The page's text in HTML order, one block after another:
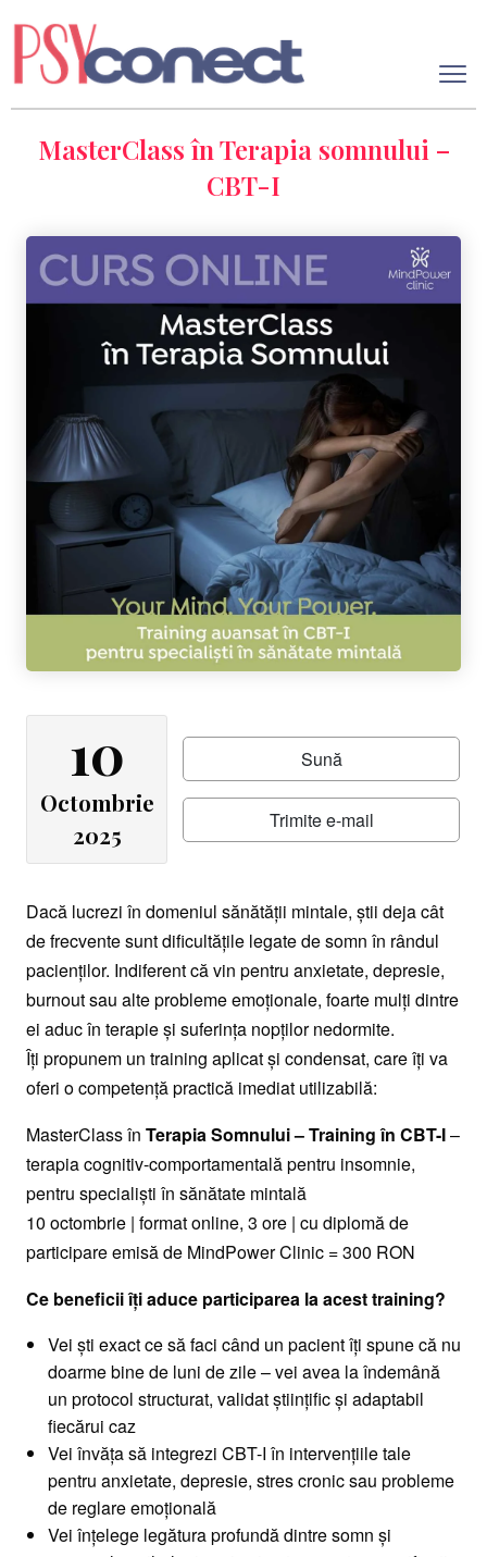
MasterClass în Terapia somnului –
CBT-I
10
Octombrie
2025
Sună
Trimite e-mail
Dacă lucrezi în domeniul sănătății mintale, știi deja cât
de frecvente sunt dificultățile legate de somn în rândul
pacienților. Indiferent că vin pentru anxietate, depresie,
burnout sau alte probleme emoționale, foarte mulți dintre
ei aduc în terapie și suferința nopților nedormite.
Îți propunem un training aplicat și condensat, care îți va
oferi o competență practică imediat utilizabilă:
MasterClass înTerapia Somnului – Training în CBT-I–
terapia cognitiv-comportamentală pentru insomnie,
pentru specialiști în sănătate mintală
10 octombrie | format online, 3 ore | cu diplomă de
participare emisă de MindPower Clinic = 300 RON
Ce beneficii îți aduce participarea la acest training?
Vei ști exact ce să faci când un pacient îți spune că nu
doarme bine de luni de zile – vei avea la îndemână
un protocol structurat, validat științific și adaptabil
fiecărui caz
Vei învăța să integrezi CBT-I în intervențiile tale
pentru anxietate, depresie, stres cronic sau probleme
de reglare emoțională
Vei înțelege legătura profundă dintre somn și